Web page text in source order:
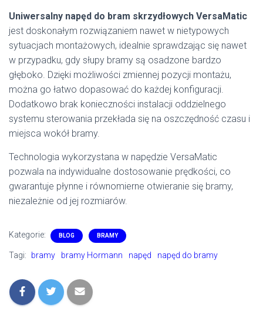
Uniwersalny napęd do bram skrzydłowych VersaMatic
jest doskonałym rozwiązaniem nawet w nietypowych
sytuacjach montażowych, idealnie sprawdzając się nawet
w przypadku, gdy słupy bramy są osadzone bardzo
głęboko. Dzięki możliwości zmiennej pozycji montażu,
można go łatwo dopasować do każdej konfiguracji.
Dodatkowo brak konieczności instalacji oddzielnego
systemu sterowania przekłada się na oszczędność czasu i
miejsca wokół bramy.
Technologia wykorzystana w napędzie VersaMatic
pozwala na indywidualne dostosowanie prędkości, co
gwarantuje płynne i równomierne otwieranie się bramy,
niezależnie od jej rozmiarów.
Kategorie: BLOG BRAMY
Tagi: bramy bramy Hormann napęd napęd do bramy